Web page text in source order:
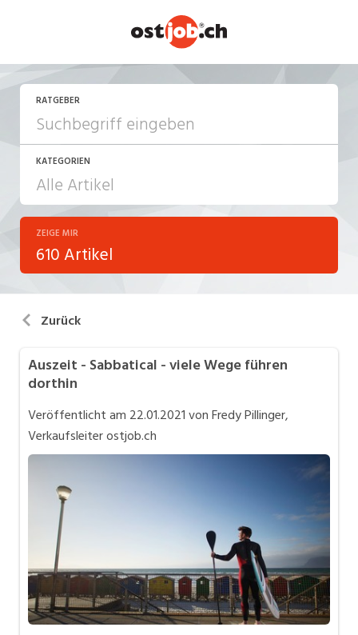
RATGEBER
KATEGORIEN
Arbeiten in der Schweiz
Arbeitsalltag
Bewerbung
Job-Coach
Job-Tipps
Stellensuche
Videos
ZEIGE MIR
610 Artikel
Zurück
Auszeit - Sabbatical - viele Wege führen
dorthin
Veröffentlicht am 22.01.2021von Fredy Pillinger,
Verkaufsleiter ostjob.ch